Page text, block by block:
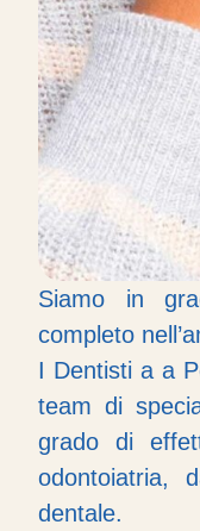
Siamo in
completo
I Dentisti a a
team di
grado di
odontoiatria,
dentale.